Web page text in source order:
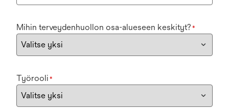
Mihin terveydenhuollon osa-alueseen keskityt? *
Työrooli *